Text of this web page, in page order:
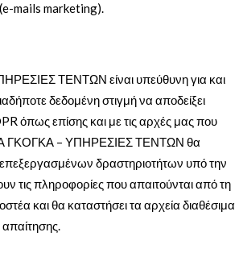
mails marketing).
ΤΕΝΤΩΝ είναι υπεύθυνη για και
δεδομένη στιγμή να αποδείξει
όπως επίσης και με τις αρχές μας που
ΓΚΟΓΚΑ – ΥΠΗΡΕΣΙΕΣ ΤΕΝΤΩΝ θα
επεξεργασμένων δραστηριοτήτων υπό την
τις πληροφορίες που απαιτούνται από τη
και θα καταστήσει τα αρχεία διαθέσιμα